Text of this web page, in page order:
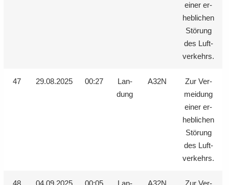
einer er­
heb­li­chen
Stö­rung
des Luft­
ver­kehrs.
47 29.08.2025 00:27
Lan­
dung
A32N
Zur Ver­
mei­dung
einer er­
heb­li­chen
Stö­rung
des Luft­
ver­kehrs.